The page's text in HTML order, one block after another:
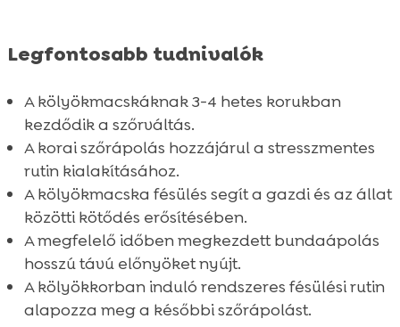
 FAQ
Legfontosabb tudnivalók
A kölyökmacskáknak 3-4 hetes korukban
kezdődik a szőrváltás.
A korai szőrápolás hozzájárul a stresszmentes
rutin kialakításához.
A kölyökmacska fésülés segít a gazdi és az állat
közötti kötődés erősítésében.
A megfelelő időben megkezdett bundaápolás
hosszú távú előnyöket nyújt.
A kölyökkorban induló rendszeres fésülési rutin
alapozza meg a későbbi szőrápolást.